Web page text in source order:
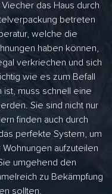
das Haus durch
betreten
welche die
haben können,
verkriechen und sich
wie es zum Befall
muss schnell eine
Sie sind nicht nur
finden auch durch
perfekte System, um
aufzuteilen
umgehend den
zu Bekämpfung
sollten.